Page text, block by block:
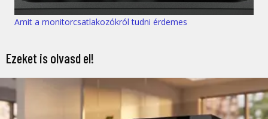
Amit a monitorcsatlakozókról tudni érdemes
Ezeket is olvasd el!